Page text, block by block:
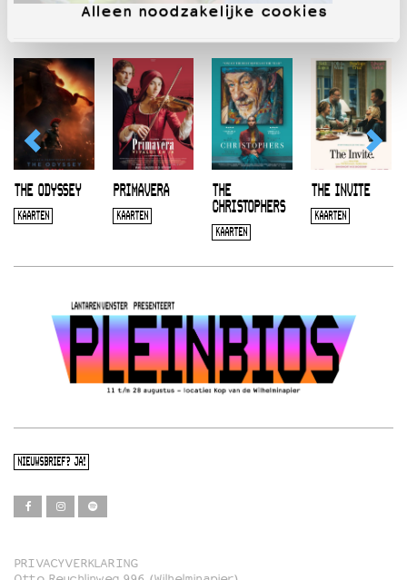
Alleen noodzakelijke cookies
THE ODYSSEY
KAARTEN
PRIMAVERA
KAARTEN
THE
CHRISTOPHERS
KAARTEN
THE INVITE
KAARTEN
NIEUWSBRIEF? JA!
PRIVACYVERKLARING